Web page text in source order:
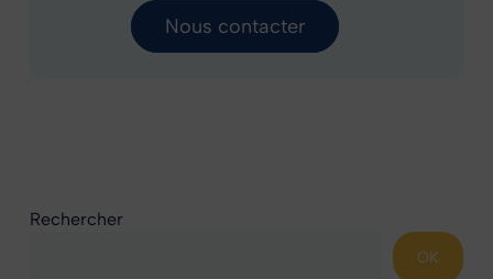
Nous contacter
Rechercher
OK